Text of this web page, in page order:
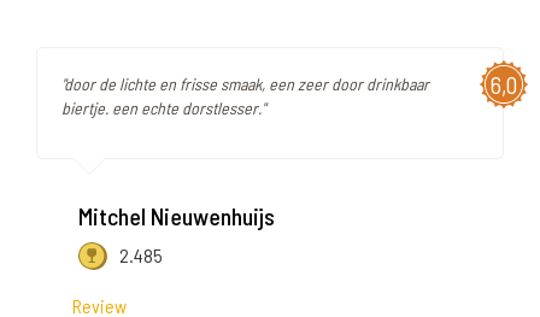
6,0
"door de lichte en frisse smaak, een zeer door drinkbaar
biertje. een echte dorstlesser."
Mitchel Nieuwenhuijs
2.485
Review